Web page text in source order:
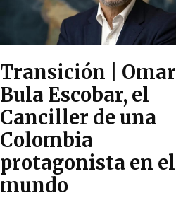
Transición | Omar
Bula Escobar, el
Canciller de una
Colombia
protagonista en el
mundo